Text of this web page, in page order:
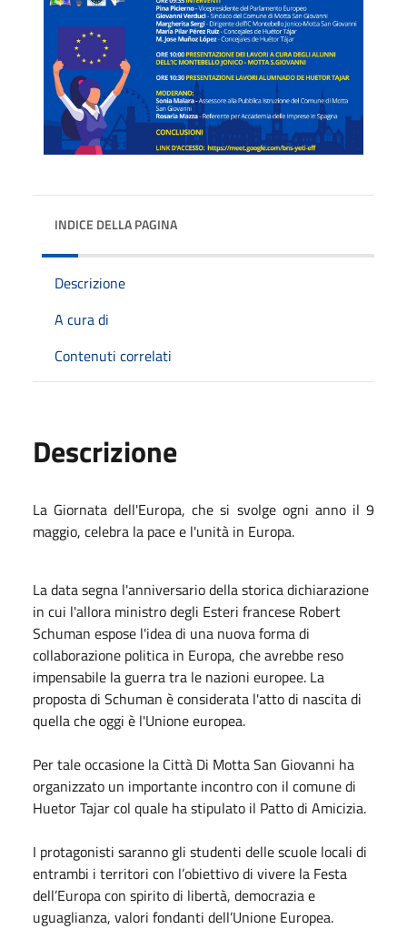
INDICE DELLA PAGINA
Descrizione
A cura di
Contenuti correlati
Descrizione
La Giornata dell'Europa, che si svolge ogni anno il 9
maggio, celebra la pace e l'unità in Europa.
La data segna l'anniversario della storica dichiarazione
in cui l'allora ministro degli Esteri francese Robert
Schuman espose l'idea di una nuova forma di
collaborazione politica in Europa, che avrebbe reso
impensabile la guerra tra le nazioni europee. La
proposta di Schuman è considerata l'atto di nascita di
quella che oggi è l'Unione europea.
Per tale occasione la Città Di Motta San Giovanni ha
organizzato un importante incontro con il comune di
Huetor Tajar col quale ha stipulato il Patto di Amicizia.
I protagonisti saranno gli studenti delle scuole locali di
entrambi i territori con l’obiettivo di vivere la Festa
dell’Europa con spirito di libertà, democrazia e
uguaglianza, valori fondanti dell’Unione Europea.